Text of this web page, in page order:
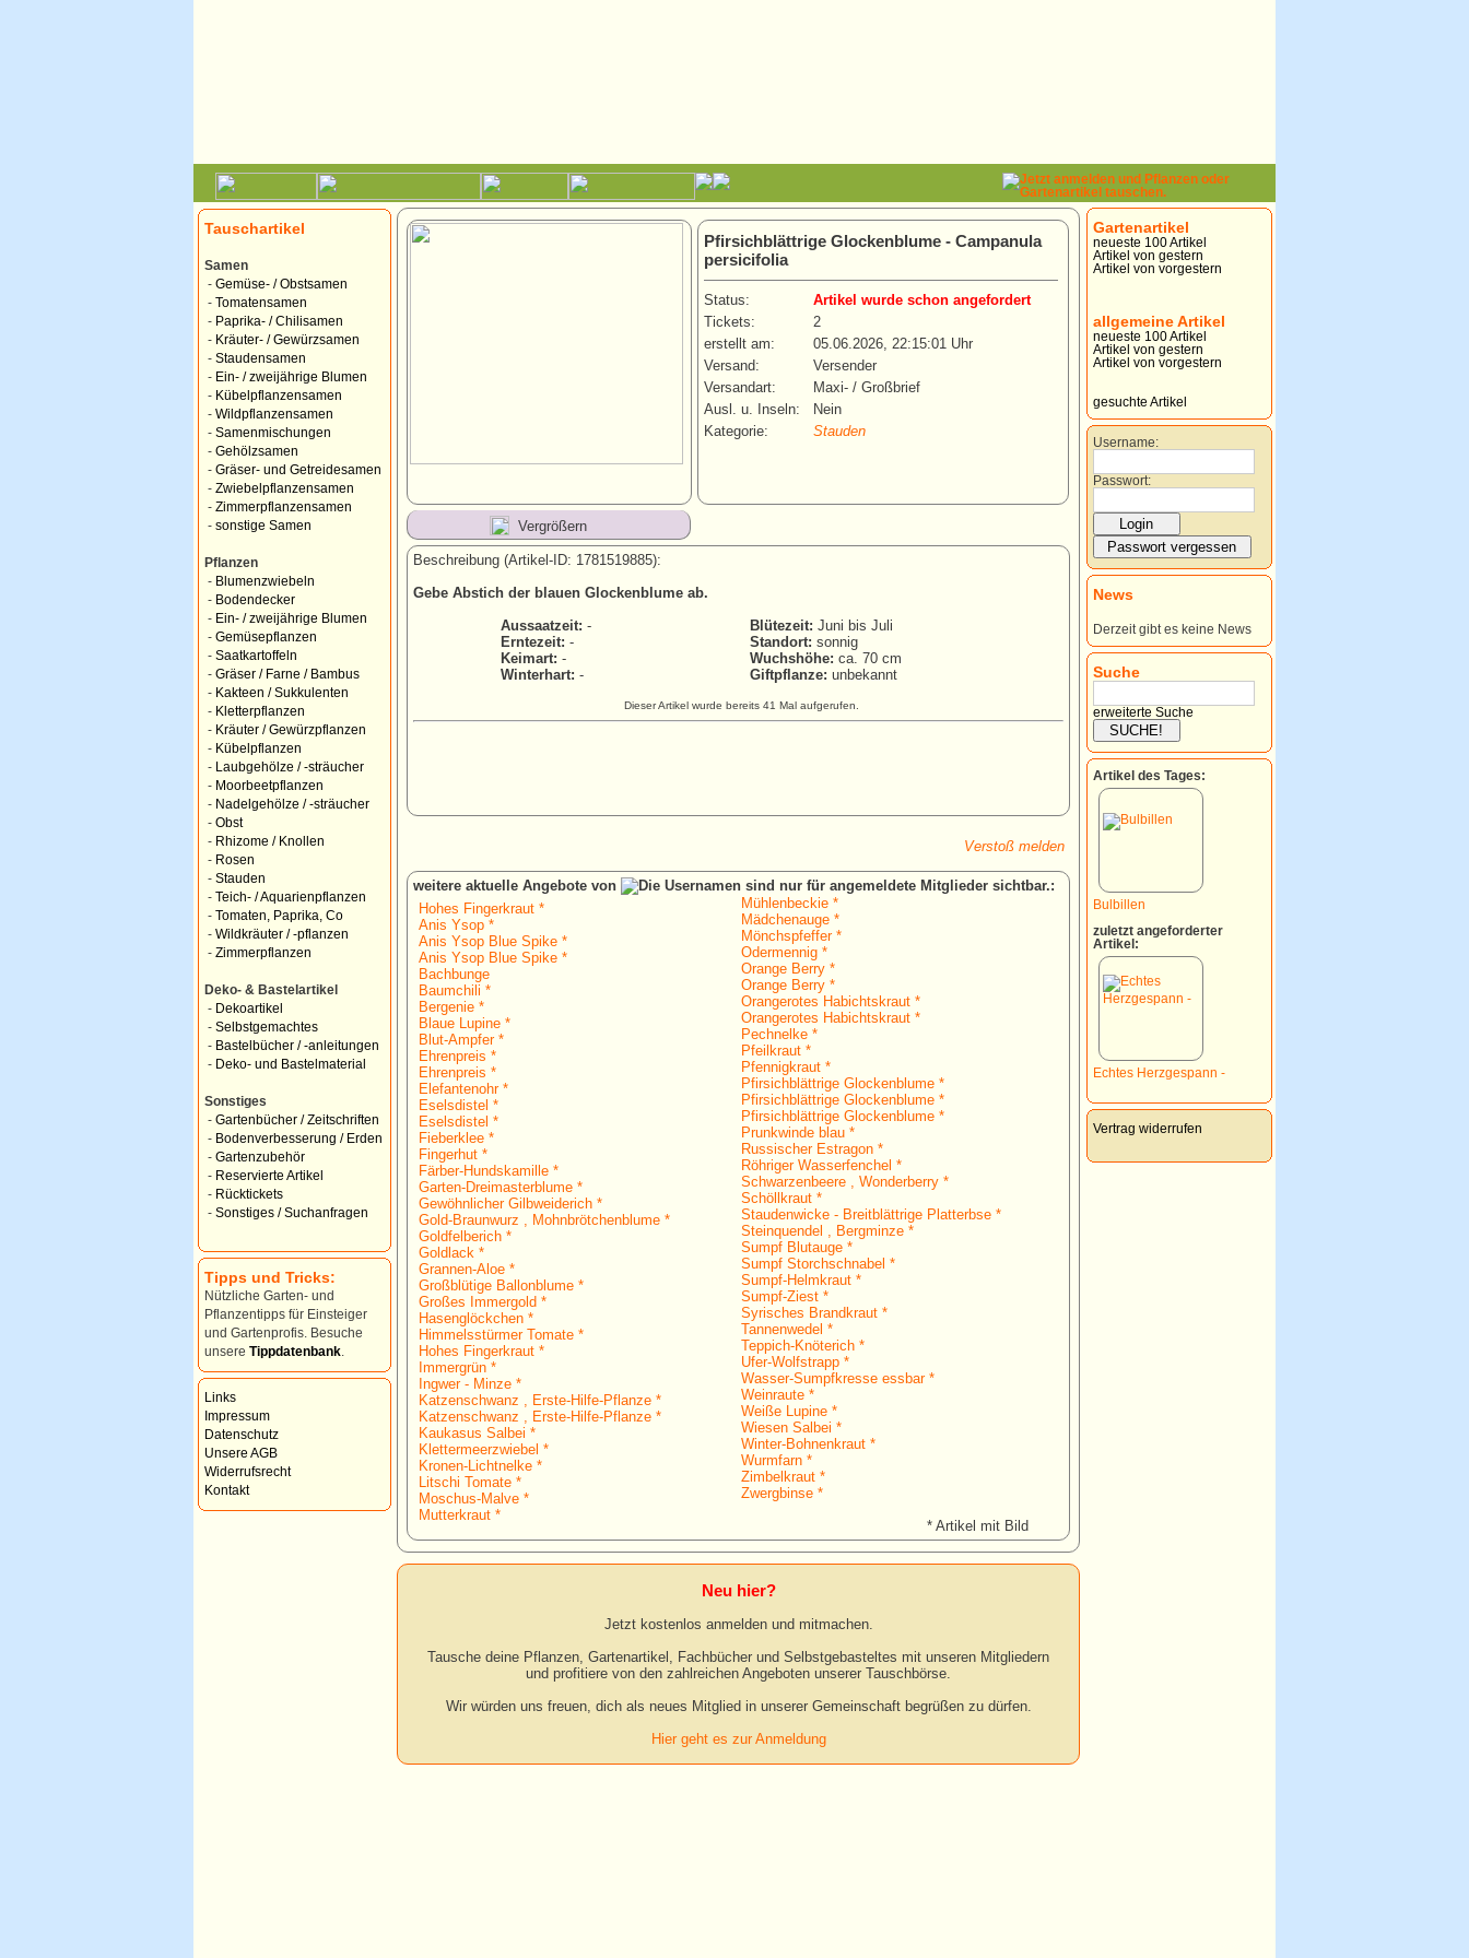
Tauschartikel
Samen
- Gemüse- / Obstsamen
- Tomatensamen
- Paprika- / Chilisamen
- Kräuter- / Gewürzsamen
- Staudensamen
- Ein- / zweijährige Blumen
- Kübelpflanzensamen
- Wildpflanzensamen
- Samenmischungen
- Gehölzsamen
- Gräser- und Getreidesamen
- Zwiebelpflanzensamen
- Zimmerpflanzensamen
- sonstige Samen
Pflanzen
- Blumenzwiebeln
- Bodendecker
- Ein- / zweijährige Blumen
- Gemüsepflanzen
- Saatkartoffeln
- Gräser / Farne / Bambus
- Kakteen / Sukkulenten
- Kletterpflanzen
- Kräuter / Gewürzpflanzen
- Kübelpflanzen
-
Laubgehölze / -sträucher
- Moorbeetpflanzen
- Nadelgehölze / -sträucher
- Obst
- Rhizome / Knollen
- Rosen
- Stauden
- Teich- / Aquarienpflanzen
- Tomaten, Paprika, Co
- Wildkräuter / -pflanzen
- Zimmerpflanzen
Deko- & Bastelartikel
- Dekoartikel
- Selbstgemachtes
- Bastelbücher / -anleitungen
- Deko- und Bastelmaterial
Sonstiges
- Gartenbücher / Zeitschriften
- Bodenverbesserung / Erden
- Gartenzubehör
- Reservierte Artikel
- Rücktickets
- Sonstiges / Suchanfragen
Tipps und Tricks:
Nützliche Garten- und
Pflanzentipps für Einsteiger
und Gartenprofis. Besuche
unsere Tippdatenbank
Links
Impressum
Datenschutz
Unsere AGB
Widerrufsrecht
Kontakt
Pfirsichblättrige Glockenblume - Campanula
persicifolia
Status:
Artikel wurde schon angefordert
Tickets:
2
erstellt am:
05.06.2026, 22:15:01 Uhr
Versand:
Versender
Versandart:
Maxi- / Großbrief
Ausl. u. Inseln:
Nein
Kategorie:
Stauden
Vergrößern
Beschreibung (Artikel-ID: 1781519885):
Gebe Abstich der blauen Glockenblume ab.
Aussaatzeit: - Blütezeit: Juni bis Juli
Erntezeit: - Standort: sonnig
Keimart: - Wuchshöhe: ca. 70 cm
Winterhart: - Giftpflanze: unbekannt
Dieser Artikel wurde bereits 41 Mal aufgerufen.
Verstoß melden
weitere aktuelle Angebote von
:
Hohes Fingerkraut *
Anis Ysop *
Anis Ysop Blue Spike *
Anis Ysop Blue Spike *
Bachbunge
Baumchili *
Bergenie *
Blaue Lupine *
Blut-Ampfer *
Ehrenpreis *
Ehrenpreis *
Elefantenohr *
Eselsdistel *
Eselsdistel *
Fieberklee *
Fingerhut *
Färber-Hundskamille *
Garten-Dreimasterblume *
Gewöhnlicher Gilbweiderich *
Gold-Braunwurz , Mohnbrötchenblume *
Goldfelberich *
Goldlack *
Grannen-Aloe *
Großblütige Ballonblume *
Großes Immergold *
Hasenglöckchen *
Himmelsstürmer Tomate *
Hohes Fingerkraut *
Immergrün *
Ingwer - Minze *
Katzenschwanz , Erste-Hilfe-Pflanze *
Katzenschwanz , Erste-Hilfe-Pflanze *
Kaukasus Salbei *
Klettermeerzwiebel *
Kronen-Lichtnelke *
Litschi Tomate *
Moschus-Malve *
Mutterkraut *
Mühlenbeckie *
Mädchenauge *
Mönchspfeffer *
Odermennig *
Orange Berry *
Orange Berry *
Orangerotes Habichtskraut *
Orangerotes Habichtskraut *
Pechnelke *
Pfeilkraut *
Pfennigkraut *
Pfirsichblättrige Glockenblume *
Pfirsichblättrige Glockenblume *
Pfirsichblättrige Glockenblume *
Prunkwinde blau *
Russischer Estragon *
Röhriger Wasserfenchel *
Schwarzenbeere , Wonderberry *
Schöllkraut *
Staudenwicke - Breitblättrige Platterbse *
Steinquendel , Bergminze *
Sumpf Blutauge *
Sumpf Storchschnabel *
Sumpf-Helmkraut *
Sumpf-Ziest *
Syrisches Brandkraut *
Tannenwedel *
Teppich-Knöterich *
Ufer-Wolfstrapp *
Wasser-Sumpfkresse essbar *
Weinraute *
Weiße Lupine *
Wiesen Salbei *
Winter-Bohnenkraut *
Wurmfarn *
Zimbelkraut *
Zwergbinse *
* Artikel mit Bild
Neu hier?
Jetzt kostenlos anmelden und mitmachen.
Tausche deine Pflanzen, Gartenartikel, Fachbücher und Selbstgebasteltes mit unseren Mitgliedern
und profitiere von den zahlreichen Angeboten unserer Tauschbörse.
Wir würden uns freuen, dich als neues Mitglied in unserer Gemeinschaft begrüßen zu dürfen.
Hier geht es zur Anmeldung
Gartenartikel
neueste 100 Artikel
Artikel von gestern
Artikel von vorgestern
allgemeine Artikel
neueste 100 Artikel
Artikel von gestern
Artikel von vorgestern
gesuchte Artikel
Username:
Passwort:
News
Derzeit gibt es keine News
Suche
erweiterte Suche
Artikel des Tages:
Bulbillen
zuletzt angeforderter
Artikel:
Echtes Herzgespann -
Vertrag widerrufen